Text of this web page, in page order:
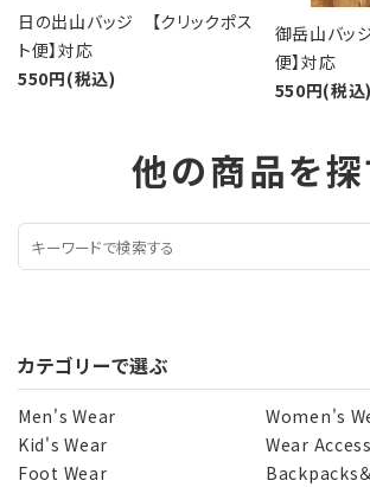
日の出山バッジ 【クリックポス
ト便】対応
550円(税込)
御岳山バッ
便】対応
550円(税込)
他の商品を探
カテゴリーで選ぶ
Men's Wear
Women's
Kid's Wear
Wear
Foot Wear
Backpacks